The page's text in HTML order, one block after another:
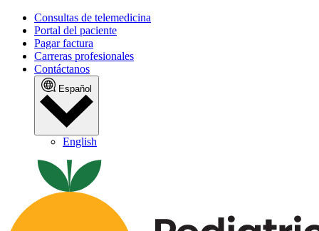
Consultas de telemedicina
Portal del paciente
Pagar factura
Carreras profesionales
Contáctanos
Español
English